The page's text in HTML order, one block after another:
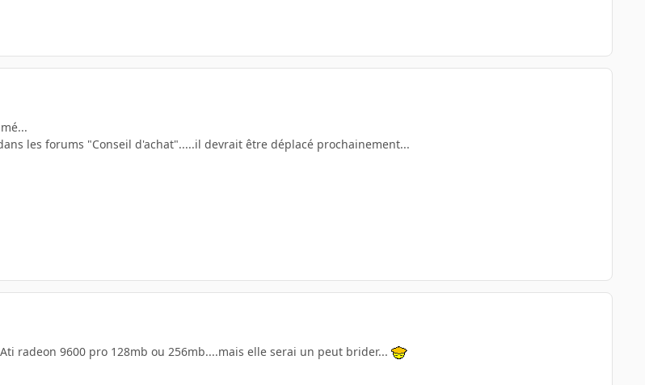
les forums "Conseil d'achat".....il devrait être déplacé prochainement...
radeon 9600 pro 128mb ou 256mb....mais elle serai un peut brider...